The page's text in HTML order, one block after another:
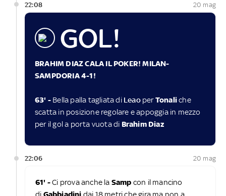
22:08 20 mag
GOL!
BRAHIM DIAZ CALA IL POKER! MILAN-
SAMPDORIA 4-1!
63' - Bella palla tagliata di Leao perTonaliche
scatta in posizione regolare e appoggia in mezzo
per il gol a porta vuota di Brahim Diaz
22:06 20 mag
61' -Ci prova anche la Samp con il mancino
di
dai 18 metri che gira ma non a